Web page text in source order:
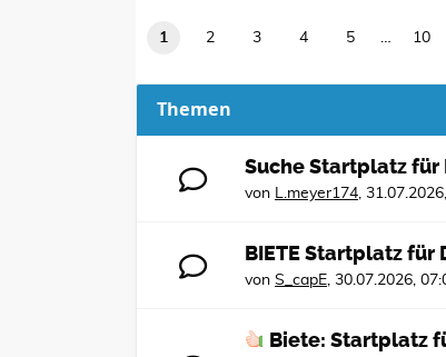
1 2 3 4 5 … 10
Themen
Suche Startplatz für
von L.meyer174,
BIETE Startplatz für
von S_capE, 30.07.2026,
Biete: Startplatz